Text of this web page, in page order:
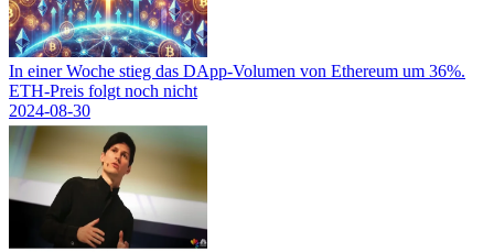
In einer Woche stieg das DApp-Volumen von Ethereum um 36%.
ETH-Preis folgt noch nicht
2024-08-30